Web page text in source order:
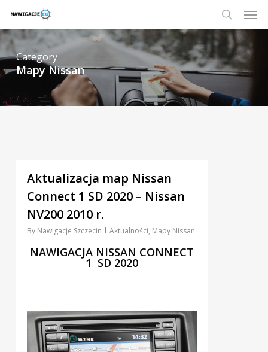
main
content
search
Category
Mapy Nissan
Aktualizacja map Nissan
Connect 1 SD 2020 – Nissan
NV200 2010 r.
By Nawigacje Szczecin Aktualności, Mapy Nissan
NAWIGACJA NISSAN CONNECT
1 SD 2020